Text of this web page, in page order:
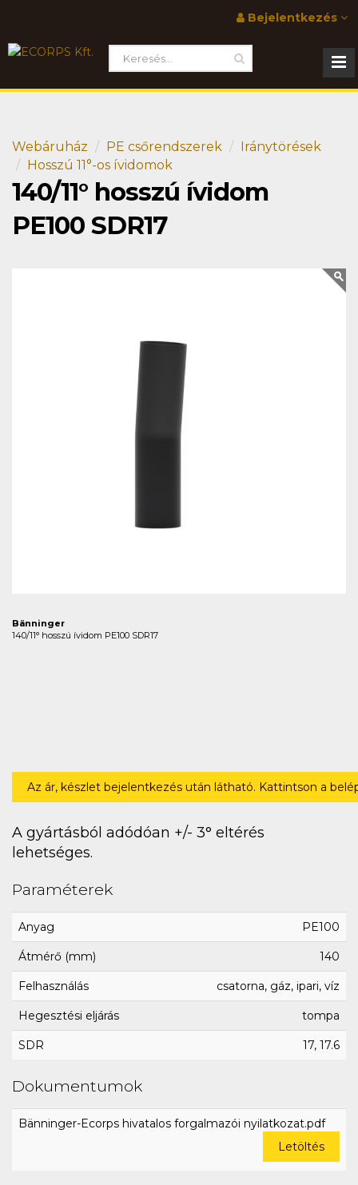
Bejelentkezés
Webáruház PE csőrendszerek
Iránytörések
Hosszú 11°-os ívidomok
140/11° hosszú ívidom
PE100 SDR17
Bänninger
140/11° hosszú ívidom PE100 SDR17
Az ár, készlet bejelentkezés után látható. Kattintson a
A gyártásból adódóan +/- 3° eltérés
lehetséges.
Paraméterek
Anyag PE100
Átmérő (mm) 140
Felhasználás csatorna, gáz, ipari, víz
Hegesztési eljárás tompa
SDR 17, 17.6
Dokumentumok
Bänninger-Ecorps hivatalos forgalmazói nyilatkozat.pdf
Letöltés